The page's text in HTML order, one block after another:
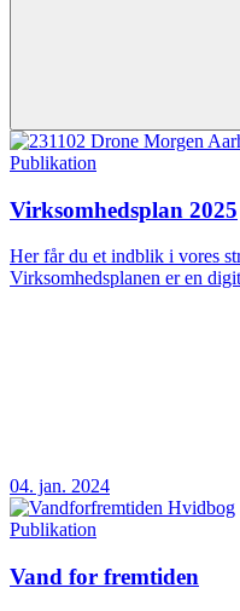
Publikation
Virksomhedsplan 2025
Her får du et indblik i vores
Virksomhedsplanen er en
04. jan. 2024
Publikation
Vand for fremtiden